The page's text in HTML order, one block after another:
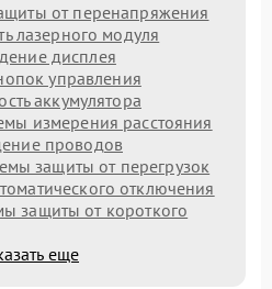
от перенапряжения
лазерного модуля
дисплея
управления
аккумулятора
измерения расстояния
проводов
защиты от перегрузок
отключения
защиты от короткого
еще